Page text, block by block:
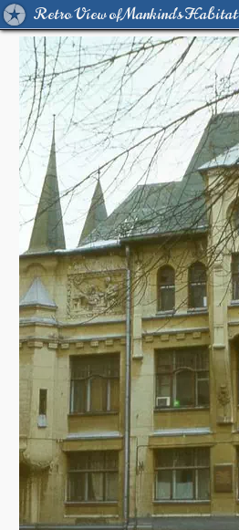
Retro View of Mankind's Habitat